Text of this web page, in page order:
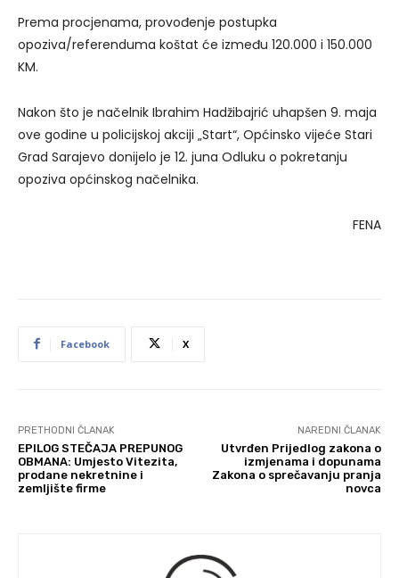
Prema procjenama, provođenje postupka
opoziva/referenduma koštat će između 120.000 i 150.000
KM.
Nakon što je načelnik Ibrahim Hadžibajrić uhapšen 9. maja
ove godine u policijskoj akciji „Start“, Općinsko vijeće Stari
Grad Sarajevo donijelo je 12. juna Odluku o pokretanju
opoziva općinskog načelnika.
FENA
Facebook X
PRETHODNI ČLANAK
EPILOG STEČAJA PREPUNOG
OBMANA: Umjesto Vitezita,
prodane nekretnine i
zemljište firme
NAREDNI ČLANAK
Utvrđen Prijedlog zakona o
izmjenama i dopunama
Zakona o sprečavanju pranja
novca